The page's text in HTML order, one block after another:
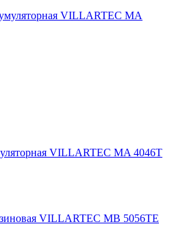
VILLARTEC MA 4046T